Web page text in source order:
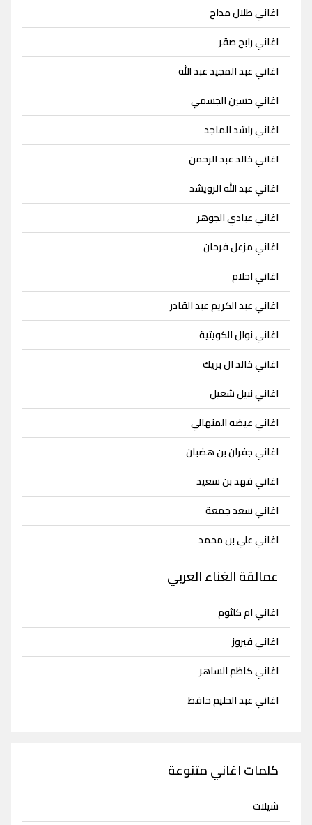
اغاني طلال مداح
اغاني رابح صقر
اغاني عبد المجيد عبد الله
اغاني حسين الجسمي
اغاني راشد الماجد
اغاني خالد عبد الرحمن
اغاني عبد الله الرويشد
اغاني عبادي الجوهر
اغاني مزعل فرحان
اغاني احلام
اغاني عبد الكريم عبد القادر
اغاني نوال الكويتية
اغاني خالد ال بريك
اغاني نبيل شعيل
اغاني عيضه المنهالي
اغاني جفران بن هضبان
اغاني فهد بن سعيد
اغاني سعد جمعة
اغاني علي بن محمد
عمالقة الغناء العربي
اغاني ام كلثوم
اغاني فيروز
اغاني كاظم الساهر
اغاني عبد الحليم حافظ
كلمات اغاني متنوعة
شيلات